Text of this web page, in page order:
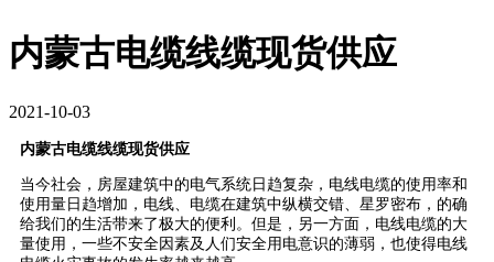
内蒙古电缆线缆现货供应
2021-10-03
内蒙古电缆线缆现货供应
当今社会，房屋建筑中的电气系统日趋复杂，电线电缆的使用率和
使用量日趋增加，电线、电缆在建筑中纵横交错、星罗密布，的确
给我们的生活带来了极大的便利。但是，另一方面，电线电缆的大
量使用，一些不安全因素及人们安全用电意识的薄弱，也使得电线